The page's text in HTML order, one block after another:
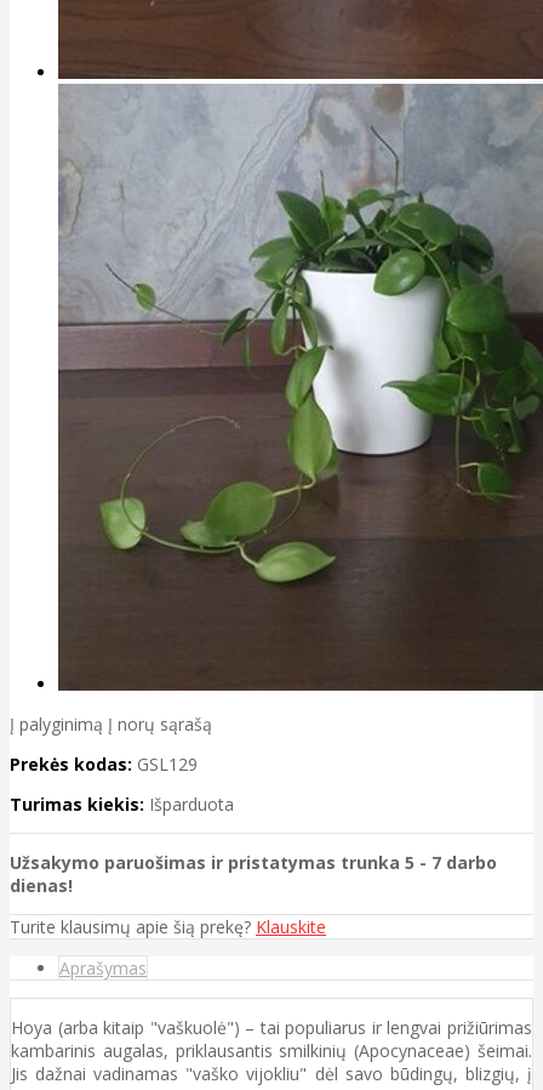
Į palyginimą Į norų sąrašą
Prekės kodas: GSL129
Turimas kiekis: Išparduota
Užsakymo paruošimas ir pristatymas trunka 5 - 7 darbo
dienas!
Turite klausimų apie šią prekę? Klauskite
Aprašymas
Hoya (arba kitaip "vaškuolė") – tai populiarus ir lengvai prižiūrimas
kambarinis augalas, priklausantis smilkinių (Apocynaceae) šeimai.
Jis dažnai vadinamas "vaško vijokliu" dėl savo būdingų, blizgių, į